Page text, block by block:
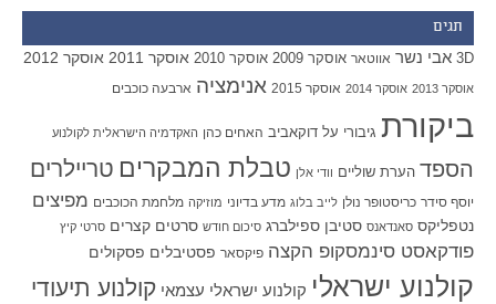
תגים
3D אבי נשר אווטאר אוסקר 2009 אוסקר 2010 אוסקר 2011 אוסקר 2012
אוסקר 2013 אוסקר 2014 אוסקר 2015 אנימציה ארבעה כוכבים
ביקורת גיבורי על דוקאביב האחים כהן האקדמיה הישראלית לקולנוע
הספד הערת שוליים וודי אלן טבלת המבקרים טריילרים
יוסף סידר כריסטופר נולן לייב בלוג מדע בדיוני מוזיקה מלחמת הכוכבים מפיצים
נטפליקס סאנדאנס סטיבן ספילברג סיכום חודש סרטים קצרים סרטי קיץ
פודקאסט סינמסקופ הקצה פיקסאר פסטיבלים פסקולים
קולנוע ישראלי קולנוע ישראלי עצמאי קולנוע תיעודי